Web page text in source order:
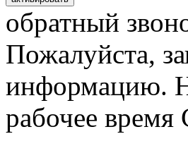
обратный
Пожалуйста,
информацию.
рабочее время